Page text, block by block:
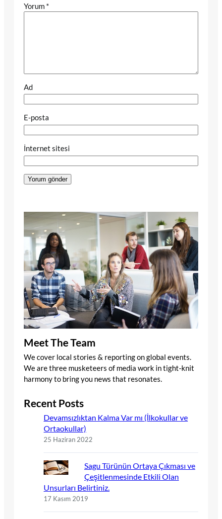
Yorum *
Ad
E-posta
İnternet sitesi
Meet The Team
We cover local stories & reporting on global events.
We are three musketeers of media work in tight-knit
harmony to bring you news that resonates.
Recent Posts
Devamsızlıktan Kalma Var mı (İlkokullar ve
Ortaokullar)
25 Haziran 2022
Sagu Türünün Ortaya Çıkması ve
Çeşitlenmesinde Etkili Olan
Unsurları Belirtiniz.
17 Kasım 2019